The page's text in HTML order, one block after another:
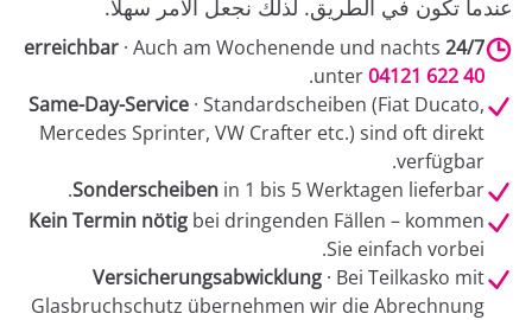
عندما تكون في الطريق. لذلك نجعل الأمر سهلاً.
24/7 erreichbar
· Auch am Wochenende und nachts
unter04121 622 40
.
Same-Day-Service · Standardscheiben (Fiat Ducato,
Mercedes Sprinter, VW Crafter etc.) sind oft direkt
verfügbar.
Sonderscheiben in 1 bis 5 Werktagen lieferbar.
Kein Termin nötig bei dringenden Fällen – kommen
Sie einfach vorbei.
Versicherungsabwicklung · Bei Teilkasko mit
Glasbruchschutz übernehmen wir die Abrechnung